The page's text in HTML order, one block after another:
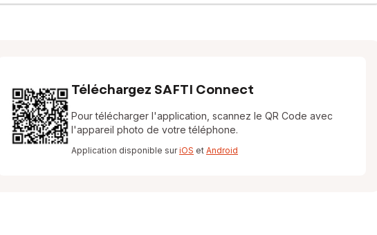
Téléchargez SAFTI Connect
Pour télécharger l'application, scannez le QR Code avec
l'appareil photo de votre téléphone.
Application disponible suriOS et Android